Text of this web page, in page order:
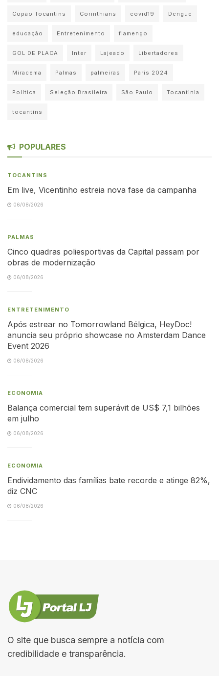
Copão Tocantins Corinthians covid19 Dengue
educação Entretenimento flamengo
GOL DE PLACA Inter Lajeado Libertadores
Miracema Palmas palmeiras Paris 2024
Política Seleção Brasileira São Paulo Tocantinia
tocantins
POPULARES
TOCANTINS
Em live, Vicentinho estreia nova fase da campanha
06/08/2026
PALMAS
Cinco quadras poliesportivas da Capital passam por
obras de modernização
06/08/2026
ENTRETENIMENTO
Após estrear no Tomorrowland Bélgica, HeyDoc!
anuncia seu próprio showcase no Amsterdam Dance
Event 2026
06/08/2026
ECONOMIA
Balança comercial tem superávit de US$ 7,1 bilhões
em julho
06/08/2026
ECONOMIA
Endividamento das famílias bate recorde e atinge 82%,
diz CNC
06/08/2026
O site que busca sempre a notícia com
credibilidade e transparência.